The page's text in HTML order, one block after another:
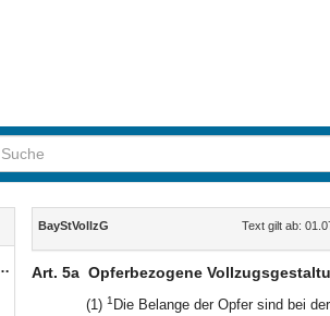
Inhalt
BayStVollzG Text gilt ab:
Art. 5a Opferbezogene
(1) 1 Die Belange der Opfer sind bei